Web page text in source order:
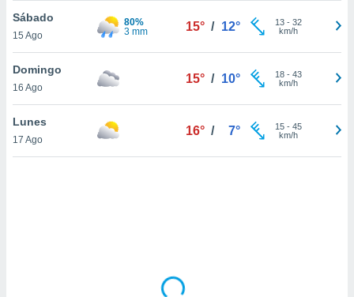
de que
sean
para
ni para
Sábado
15 Ago
80%
3 mm
15° / 12° 13- 32
km/h
Domingo
16 Ago
15° / 10° 18- 43
km/h
Lunes
17 Ago
16° / 7° 15- 45
km/h